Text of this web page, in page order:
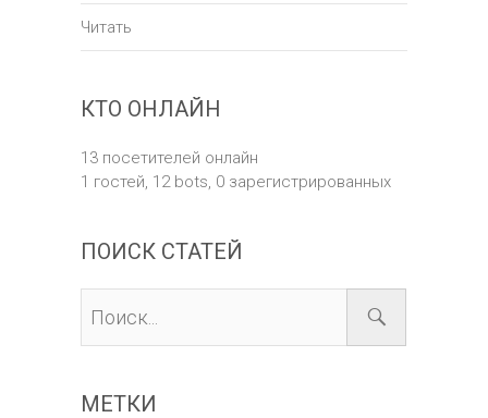
Читать
КТО ОНЛАЙН
13 посетителей онлайн
1 гостей, 12 bots, 0 зарегистрированных
ПОИСК СТАТЕЙ
МЕТКИ